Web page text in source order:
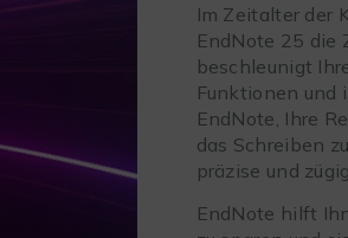
Im Zeitalter der
EndNote 25 die
beschleunigt
Funktionen und
EndNote, Ihre
das Schreiben
präzise und
EndNote hilft